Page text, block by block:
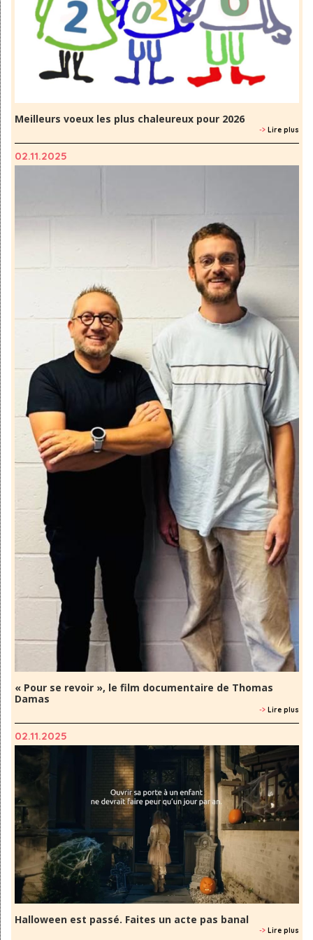
Meilleurs voeux les plus chaleureux pour 2026
-> Lire plus
02.11.2025
« Pour se revoir », le film documentaire de Thomas
Damas
-> Lire plus
02.11.2025
Halloween est passé. Faites un acte pas banal
-> Lire plus